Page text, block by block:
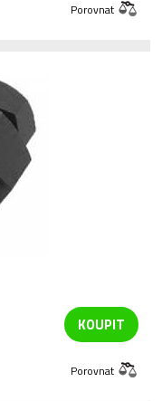
Porovnat
KOUPIT
Porovnat